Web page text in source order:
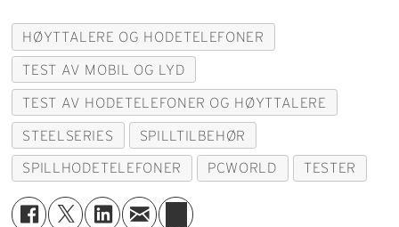
HØYTTALERE OG HODETELEFONER
TEST AV MOBIL OG LYD
TEST AV HODETELEFONER OG HØYTTALERE
STEELSERIES SPILLTILBEHØR
SPILLHODETELEFONER PCWORLD TESTER